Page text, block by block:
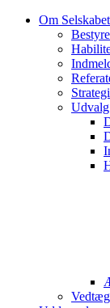
Om Selskabet
Udvalg